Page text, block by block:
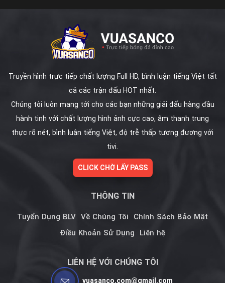
Truyền hình trực tiếp chất lượng Full HD, bình luận tiếng Việt tất
cả các trận đấu HOT nhất.
Chúng tôi luôn mang tới cho các bạn những giải đấu hàng đầu
hành tinh với chất lượng hình ảnh cực cao, âm thanh trung
thực rõ nét, bình luận tiếng Việt, độ trễ thấp tương đương với
tivi.
CLICK CHỜ LẤY PASS
THÔNG TIN
Tuyển Dụng BLV Về Chúng Tôi
Chính Sách Bảo Mật
Điều Khoản Sử Dụng
Liên hệ
LIÊN HỆ VỚI CHÚNG TÔI
vuasanco.com@gmail.com